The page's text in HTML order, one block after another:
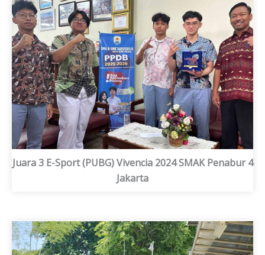
Juara 3 E-Sport (PUBG) Vivencia 2024 SMAK Penabur 4
Jakarta